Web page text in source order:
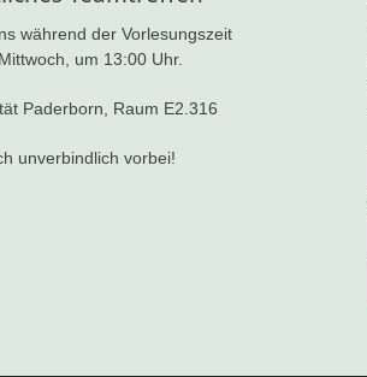
während der Vorlesungszeit
um 13:00 Uhr.
Paderborn, Raum E2.316
unverbindlich vorbei!